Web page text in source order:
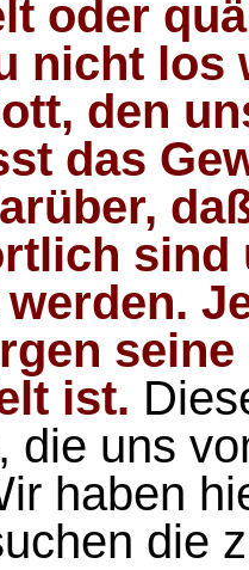
oder
nicht los
den
das
sind
ist.
die uns
haben
die